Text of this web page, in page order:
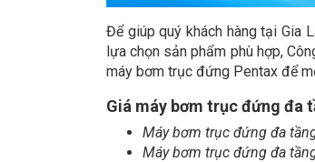
Để giúp quý khách hàng tại Gia
lựa chọn sản phẩm phù hợp,
máy bơm trục đứng Pentax để
Giá máy bơm trục đứng đa
Máy bơm trục đứng đa
Máy bơm trục đứng đa